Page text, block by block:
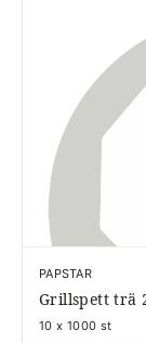
PAPSTAR
Grillspett trä
10 x 1000 st